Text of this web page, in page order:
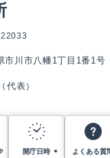
市川市八幡1丁目1番1号
代表）
開庁日時 よくある質